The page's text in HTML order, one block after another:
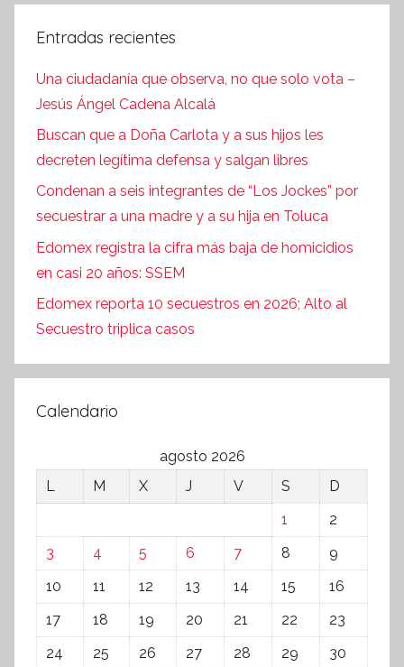
Entradas recientes
Una ciudadanía que observa, no que solo vota –
Jesús Ángel Cadena Alcalá
Buscan que a Doña Carlota y a sus hijos les
decreten legítima defensa y salgan libres
Condenan a seis integrantes de “Los Jockes” por
secuestrar a una madre y a su hija en Toluca
Edomex registra la cifra más baja de homicidios
en casi 20 años: SSEM
Edomex reporta 10 secuestros en 2026; Alto al
Secuestro triplica casos
Calendario
agosto 2026
L
M X J V S
D
1
2
3
4 5 6 7 8
9
10
11 12 13 14 15
16
17
18 19 20 21 22
23
24
25 26 27 28 29
30